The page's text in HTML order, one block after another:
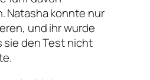
Natasha konnte nur
und ihr wurde
den Test nicht